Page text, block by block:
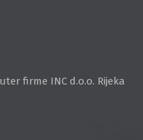
firme INC d.o.o. Rijeka